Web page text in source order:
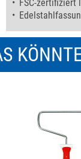
FSC-zertifiziert